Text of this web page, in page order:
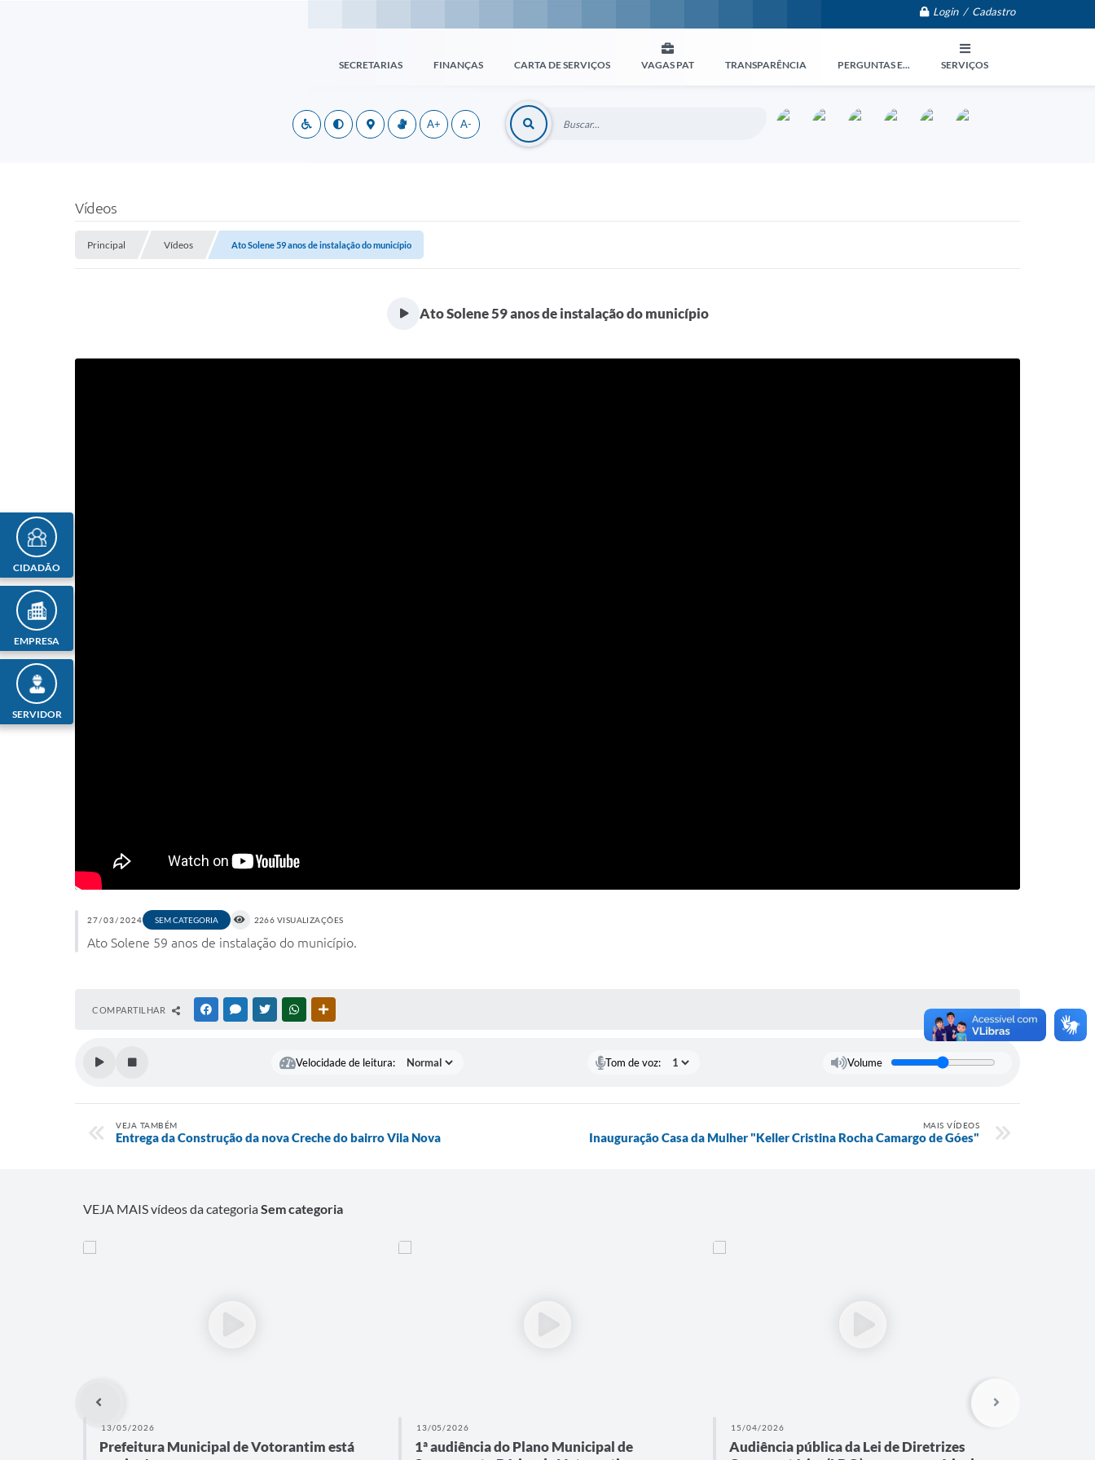
Login / Cadastro
SECRETARIAS FINANÇAS CARTA DE SERVIÇOS VAGAS PAT TRANSPARÊNCIA PERGUNTAS E... SERVIÇOS
A+ A-
CIDADÃO
EMPRESA
SERVIDOR
Vídeos
Principal Vídeos Ato Solene 59 anos de instalação do município
Ato Solene 59 anos de instalação do município
27/03/2024 SEM CATEGORIA 2266 VISUALIZAÇÕES
Ato Solene 59 anos de instalação do município.
COMPARTILHAR FACEBOOKMESSENGER
TWITTERWHATSAPP
Velocidade de leitura: Tom de voz: Volume
VEJA TAMBÉM
Entrega da Construção da nova Creche do bairro Vila Nova
MAIS VÍDEOS
Inauguração Casa da Mulher "Keller Cristina Rocha Camargo de Góes"
VEJA MAIS vídeos da categoriaSem categoria
13/05/2026
Prefeitura Municipal de Votorantim está
13/05/2026
1ª audiência do Plano Municipal de
15/04/2026
Audiência pública da Lei de Diretrizes